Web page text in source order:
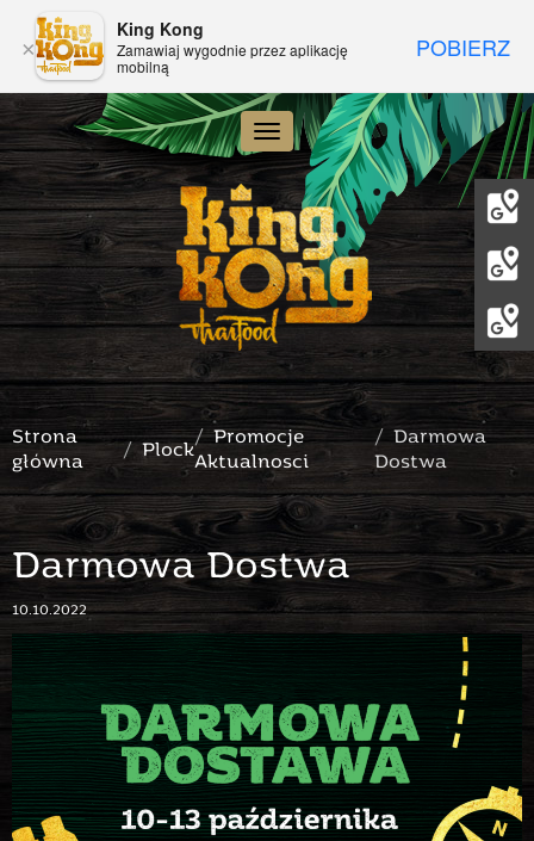
×
King Kong
Zamawiaj wygodnie przez aplikację
mobilną
POBIERZ
Toggle navigation
Strona
główna
Plock
Promocje
Aktualnosci
Darmowa
Dostwa
Darmowa Dostwa
10.10.2022